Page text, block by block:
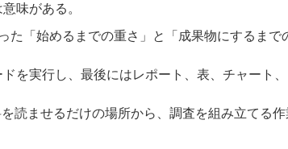
味がある。
「始めるまでの重さ」と「成果物にするまで
を実行し、最後にはレポート、表、チャート
ませるだけの場所から、調査を組み立てる作